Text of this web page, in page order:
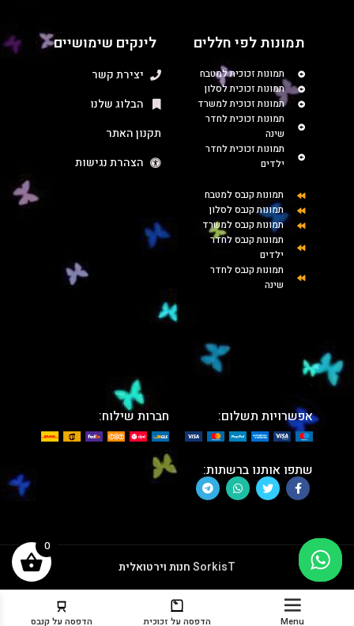
תמונות לפי חללים
תמונות זכוכית למטבח
תמונות זכוכית לסלון
תמונות זכוכית למשרד
תמונות זכוכית לחדר
שינה
תמונות זכוכית לחדר
ילדים
תמונות קנבס למטבח
תמונות קנבס לסלון
תמונות קנבס למשרד
תמונות קנבס לחדר
ילדים
תמונות קנבס לחדר
שינה
לינקים שימושיים
יצירת קשר
הבלוג שלנו
תקנון האתר
הצהרת נגישות
אפשרויות תשלום: חברות שילוח:
שתפו אותנו ברשתות:
SorkisTחנות וירטואלית
0
Menu הדפסה על זכוכית הדפסה על קנבס